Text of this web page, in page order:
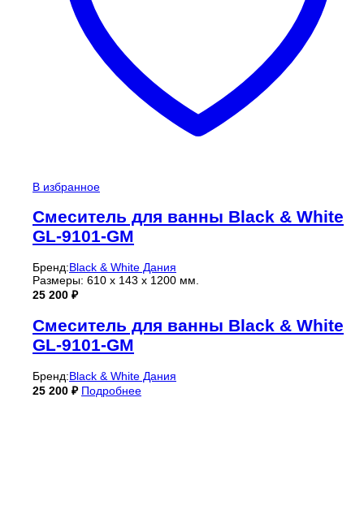
В избранное
Смеситель для ванны Black & White
GL-9101-GM
Бренд:Black & White Дания
Размеры: 610 x 143 x 1200 мм.
25 200 ₽
Смеситель для ванны Black & White
GL-9101-GM
Бренд:Black & White Дания
25 200 ₽ Подробнее